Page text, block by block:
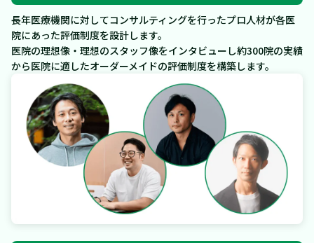
長年医療機関に対してコンサルティングを行ったプロ人材が各医
院にあった評価制度を設計します。
医院の理想像・理想のスタッフ像をインタビューし約300院の実績
から医院に適したオーダーメイドの評価制度を構築します。